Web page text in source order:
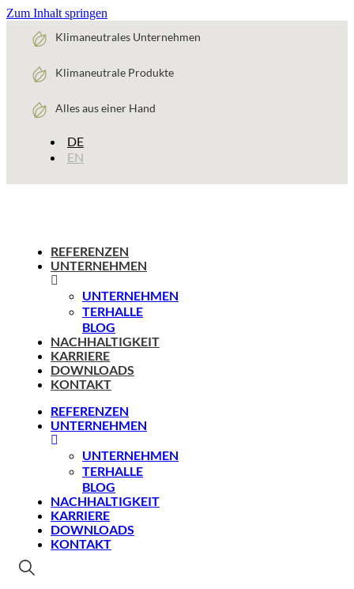
Zum Inhalt springen
Klimaneutrales Unternehmen
Klimaneutrale Produkte
Alles aus einer Hand
DE
EN
REFERENZEN
UNTERNEHMEN
UNTERNEHMEN
TERHALLE
BLOG
NACHHALTIGKEIT
KARRIERE
DOWNLOADS
KONTAKT
REFERENZEN
UNTERNEHMEN
UNTERNEHMEN
TERHALLE
BLOG
NACHHALTIGKEIT
KARRIERE
DOWNLOADS
KONTAKT